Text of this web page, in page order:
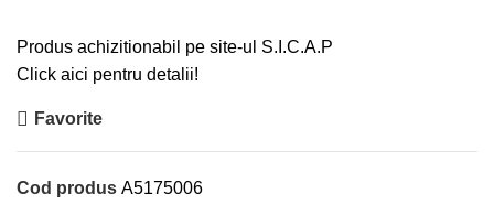
Produs achizitionabil pe site-ul S.I.C.A.P
Click aici pentru detalii!
Favorite
Cod produs A5175006